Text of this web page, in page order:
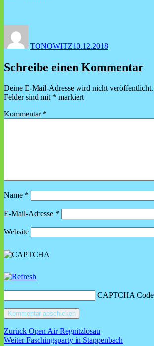
TONOWITZ10.12.2018
Schreibe einen Kommentar
Deine E-Mail-Adresse wird nicht veröffentlicht.
Felder sind mit * markiert
Kommentar *
Name *
E-Mail-Adresse *
Website
CAPTCHA Code
Beitragsnavigation
Zurück Vorheriger
Beitrag:
Open Air Regnitzlosau
Weiter Nächster
Faschingsparty in Stappenbach